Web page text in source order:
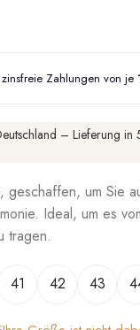
Zahlungen von je
– Lieferung
geschaffen, um Sie
Ideal, um es
tragen.
41 42 43